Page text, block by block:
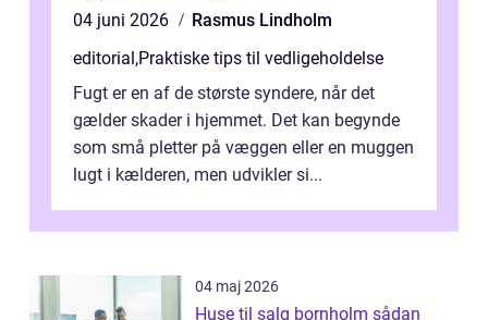
04 juni 2026
Rasmus Lindholm
editorial,Praktiske tips til vedligeholdelse
Fugt er en af de største syndere, når det
gælder skader i hjemmet. Det kan begynde
som små pletter på væggen eller en muggen
lugt i kælderen, men udvikler si...
04 maj 2026
Huse til salg bornholm sådan